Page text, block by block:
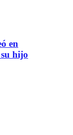
en
hijo